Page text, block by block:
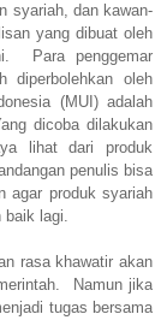
syariah, dan kawan-
yang dibuat oleh
Para penggemar
diperbolehkan oleh
(MUI) adalah
dicoba dilakukan
lihat dari produk
penulis bisa
agar produk syariah
baik lagi.
rasa khawatir akan
Namun jika
tugas bersama